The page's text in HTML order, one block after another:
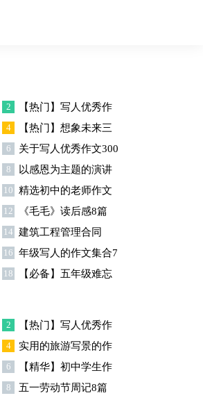
2
【热门】写人优秀作
文300字集合7篇
4
【热门】想象未来三
年级作文汇编7篇
6
关于写人优秀作文300
字汇编六篇
8
以感恩为主题的演讲
稿
10 精选初中的老师作文
锦集十篇
12 《毛毛》读后感8篇
14 建筑工程管理合同
16 年级写人的作文集合7
篇
18
【必备】五年级难忘
篇
2
【热门】写人优秀作
文300字汇总8篇
4
实用的旅游写景的作
文汇总九篇
6
【精华】初中学生作
文600字集合十篇
8 五一劳动节周记8篇